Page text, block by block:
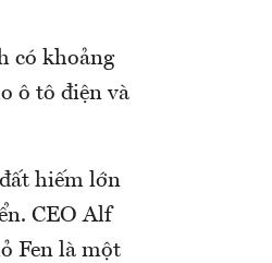
có khoảng
ô tô điện và
hiếm lớn
CEO Alf
Fen là một